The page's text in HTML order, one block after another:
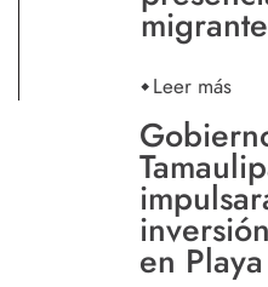
Leer más
en